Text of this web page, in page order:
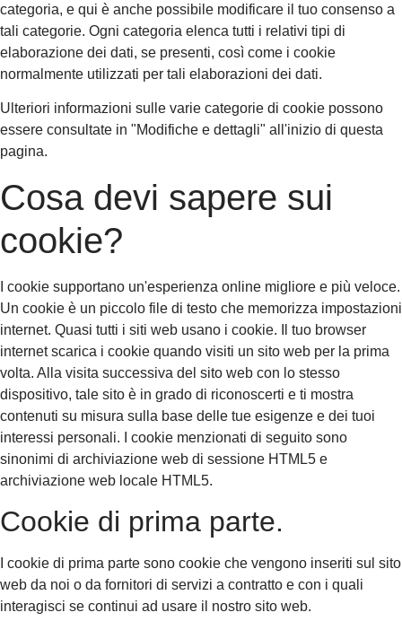
categoria, e qui è anche possibile modificare il tuo consenso a
tali categorie. Ogni categoria elenca tutti i relativi tipi di
elaborazione dei dati, se presenti, così come i cookie
normalmente utilizzati per tali elaborazioni dei dati.
Ulteriori informazioni sulle varie categorie di cookie possono
essere consultate in "Modifiche e dettagli" all'inizio di questa
pagina.
Cosa devi sapere sui
cookie?
I cookie supportano un'esperienza online migliore e più veloce.
Un cookie è un piccolo file di testo che memorizza impostazioni
internet. Quasi tutti i siti web usano i cookie. Il tuo browser
internet scarica i cookie quando visiti un sito web per la prima
volta. Alla visita successiva del sito web con lo stesso
dispositivo, tale sito è in grado di riconoscerti e ti mostra
contenuti su misura sulla base delle tue esigenze e dei tuoi
interessi personali. I cookie menzionati di seguito sono
sinonimi di archiviazione web di sessione HTML5 e
archiviazione web locale HTML5.
Cookie di prima parte.
I cookie di prima parte sono cookie che vengono inseriti sul sito
web da noi o da fornitori di servizi a contratto e con i quali
interagisci se continui ad usare il nostro sito web.